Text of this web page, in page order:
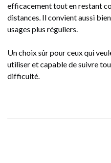
efficacement tout en restant
distances. Il convient aussi
usages plus réguliers.
Un choix sûr pour ceux qui
utiliser et capable de suivre
difficulté.